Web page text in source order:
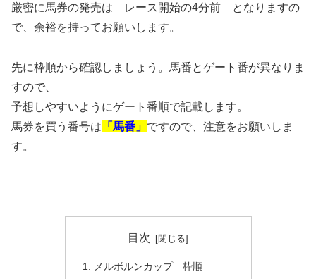
厳密に馬券の発売は レース開始の4分前 となりますの
で、余裕を持ってお願いします。
先に枠順から確認しましょう。馬番とゲート番が異なりま
すので、
予想しやすいようにゲート番順で記載します。
馬券を買う番号は 「馬番」 ですので、注意をお願いしま
す。
目次
メルボルンカップ 枠順